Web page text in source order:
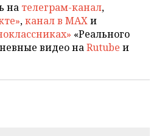
на телеграм-канал,
,канал в MAXи
«Реального
видео наRutube и